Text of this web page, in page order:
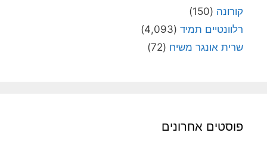
קורונה (150)
רלוונטיים תמיד (4,093)
שרית אונגר משיח (72)
פוסטים אחרונים